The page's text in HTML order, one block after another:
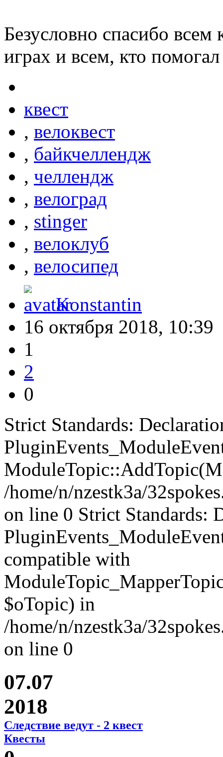
Безусловно спасибо
играх и всем, кто
квест
, велоквест
, байкчеллендж
, челлендж
, велоград
, stinger
, велоклуб
, велосипед
Konstantin
16 октября 2018, 10:39
1
2
0
Strict Standards:
/home/n/nzestk3a/
on line 0 Strict Standards:
compatible with
$oTopic) in
/home/n/nzestk3a/
on line 0
07.07
2018
Следствие ведут - 2 квест
Квесты